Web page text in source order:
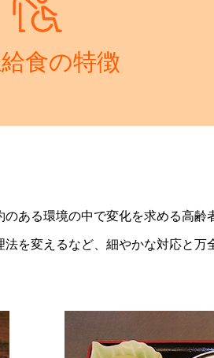
食の特徴
ある環境の中で変化を求める高齢
を変えるなど、細やかな対応と万